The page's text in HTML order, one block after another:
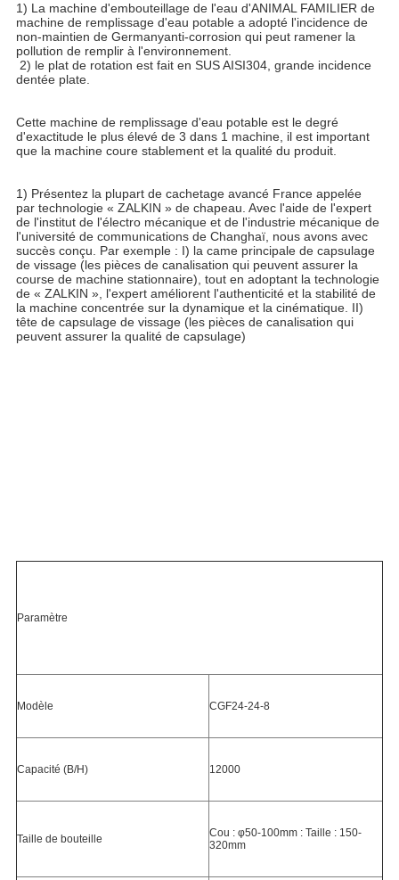
1) La machine d'embouteillage de l'eau d'ANIMAL FAMILIER de
machine de remplissage d'eau potable a adopté l'incidence de
non-maintien de Germanyanti-corrosion qui peut ramener la
pollution de remplir à l'environnement.
dentée plate.
Cette machine de remplissage d'eau potable est le degré
d'exactitude le plus élevé de 3 dans 1 machine, il est important
que la machine coure stablement et la qualité du produit.
1) Présentez la plupart de cachetage avancé France appelée
par technologie « ZALKIN » de chapeau. Avec l'aide de l'expert
de l'institut de l'électro mécanique et de l'industrie mécanique de
l'université de communications de Changhaï, nous avons avec
succès conçu. Par exemple : I) la came principale de capsulage
de vissage (les pièces de canalisation qui peuvent assurer la
course de machine stationnaire), tout en adoptant la technologie
de « ZALKIN », l'expert améliorent l'authenticité et la stabilité de
la machine concentrée sur la dynamique et la cinématique. II)
tête de capsulage de vissage (les pièces de canalisation qui
peuvent assurer la qualité de capsulage)
Paramètre
Modèle CGF24-24-8
Capacité (B/H) 12000
Taille de bouteille
Cou : φ50-100mm : Taille : 150-
320mm